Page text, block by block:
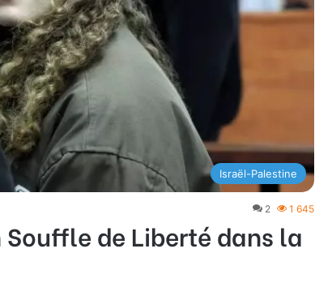
Israël-Palestine
2 1 645
de Liberté dans la